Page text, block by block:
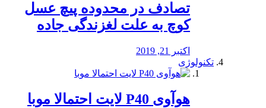
تصادف در محدوده پیچ عسل
کوچ به علت لغزندگی جاده
اکتبر 21, 2019
تکنولوژی
هوآوی P40 لایت احتمالا موبا